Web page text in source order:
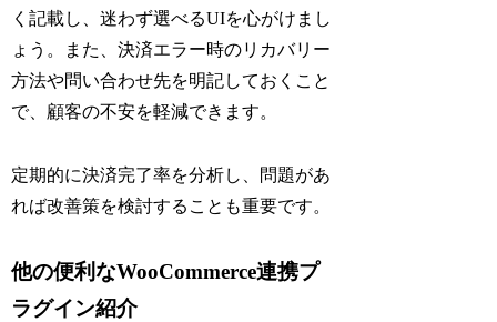
く記載し、迷わず選べるUIを心がけまし
ょう。また、決済エラー時のリカバリー
方法や問い合わせ先を明記しておくこと
で、顧客の不安を軽減できます。
定期的に決済完了率を分析し、問題があ
れば改善策を検討することも重要です。
他の便利なWooCommerce連携プ
ラグイン紹介